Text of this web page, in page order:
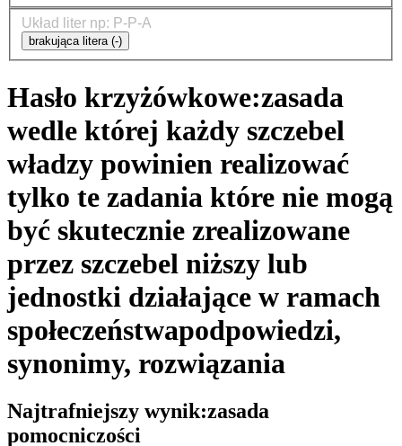
brakująca litera (-)
Hasło krzyżówkowe:zasada
wedle której każdy szczebel
władzy powinien realizować
tylko te zadania które nie mogą
być skutecznie zrealizowane
przez szczebel niższy lub
jednostki działające w ramach
społeczeństwapodpowiedzi,
synonimy, rozwiązania
Najtrafniejszy wynik:zasada
pomocniczości